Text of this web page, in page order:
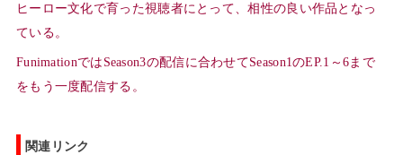
ヒーロー文化で育った視聴者にとって、相性の良い作品となっ
ている。
FunimationではSeason3の配信に合わせてSeason1のEP.1～6まで
をもう一度配信する。
関連リンク